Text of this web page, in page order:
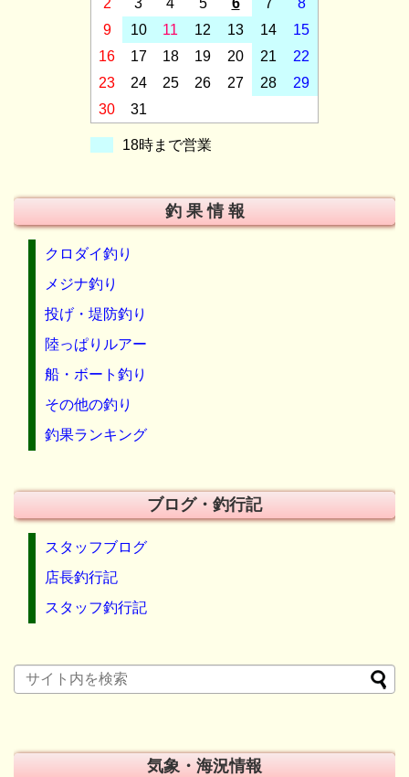
9
10 11 12 13 14
15
16
17 18 19 20 21
22
23
24 25 26 27 28
29
30
31
18時まで営業
釣 果 情 報
クロダイ釣り
メジナ釣り
投げ・堤防釣り
陸っぱりルアー
船・ボート釣り
その他の釣り
釣果ランキング
ブログ・釣行記
スタッフブログ
店長釣行記
スタッフ釣行記
気象・海況情報